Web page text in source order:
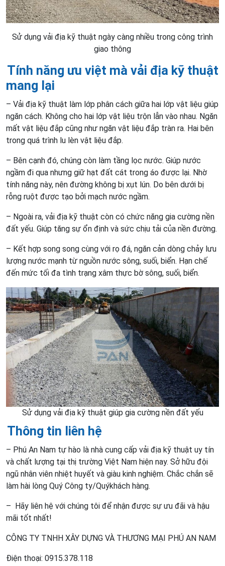
Sử dụng vải địa kỹ thuật ngày càng nhiều trong công trình
giao thông
Tính năng ưu việt mà vải địa kỹ thuật
mang lại
– Vải địa kỹ thuật làm lớp phân cách giữa hai lớp vật liệu giúp
ngăn cách. Không cho hai lớp vật liệu trộn lẫn vào nhau. Ngăn
mất vật liệu đắp cũng như ngăn vật liệu đắp tràn ra. Hai bên
trong quá trình lu lèn vật liệu đắp.
– Bên cạnh đó, chúng còn làm tầng lọc nước. Giúp nước
ngầm đi qua nhưng giữ hạt đất cát trong áo được lại. Nhờ
tính năng này, nên đường không bị xụt lún. Do bên dưới bị
rỗng ruột được tạo bởi mạch nước ngầm.
– Ngoài ra, vải địa kỹ thuật còn có chức năng gia cường nền
đất yếu. Giúp tăng sự ổn định và sức chịu tải của nền đường.
– Kết hợp song song cùng với rọ đá, ngăn cản dòng chảy lưu
lượng nước mạnh từ nguồn nước sông, suối, biển. Hạn chế
đến mức tối đa tình trạng xâm thực bờ sông, suối, biển.
Sử dụng vải địa kỹ thuật giúp gia cường nền đất yếu
Thông tin liên hệ
– Phú An Nam tự hào là nhà cung cấp vải địa kỹ thuật uy tín
và chất lượng tại thị trường Việt Nam hiện nay. Sở hữu đội
ngũ nhân viên nhiệt huyết và giàu kinh nghiệm. Chắc chắn sẽ
làm hài lòng Quý Công ty/Quýkhách hàng.
– Hãy liên hệ với chúng tôi để nhận được sự ưu đãi và hậu
mãi tốt nhất!
CÔNG TY TNHH XÂY DỰNG VÀ THƯƠNG MẠI PHÚ AN NAM
Điện thoại: 0915.378.118